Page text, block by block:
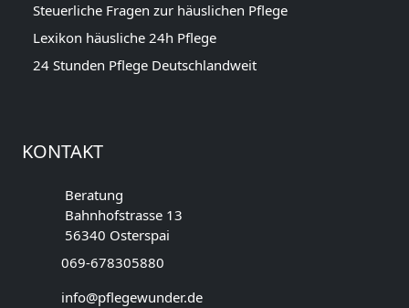
Steuerliche Fragen zur häuslichen Pflege
Lexikon häusliche 24h Pflege
24 Stunden Pflege Deutschlandweit
KONTAKT
Beratung
Bahnhofstrasse 13
56340 Osterspai
069-678305880
info@pflegewunder.de